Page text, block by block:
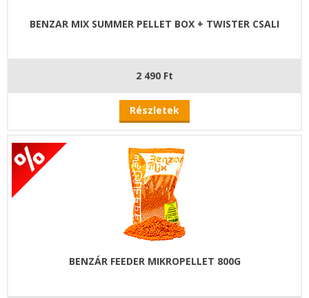
BENZAR MIX SUMMER PELLET BOX + TWISTER CSALI
2 490 Ft
Részletek
BENZÁR FEEDER MIKROPELLET 800G